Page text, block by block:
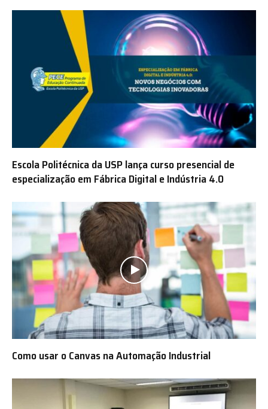
Escola Politécnica da USP lança curso presencial de
especialização em Fábrica Digital e Indústria 4.0
Como usar o Canvas na Automação Industrial